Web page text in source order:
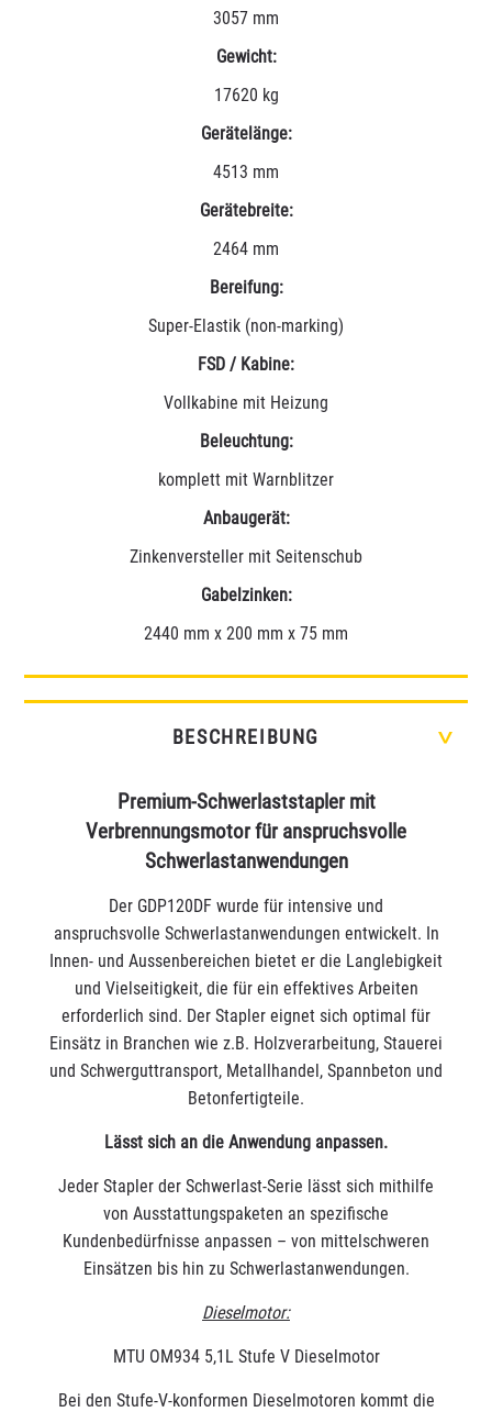
3057 mm
Gewicht:
17620 kg
Gerätelänge:
4513 mm
Gerätebreite:
2464 mm
Bereifung:
Super-Elastik (non-marking)
FSD / Kabine:
Vollkabine mit Heizung
Beleuchtung:
komplett mit Warnblitzer
Anbaugerät:
Zinkenversteller mit Seitenschub
Gabelzinken:
2440 mm x 200 mm x 75 mm
BESCHREIBUNG >
Premium-Schwerlaststapler mit
Verbrennungsmotor für anspruchsvolle
Schwerlastanwendungen
Der GDP120DF wurde für intensive und
anspruchsvolle Schwerlastanwendungen entwickelt. In
Innen- und Aussenbereichen bietet er die Langlebigkeit
und Vielseitigkeit, die für ein effektives Arbeiten
erforderlich sind. Der Stapler eignet sich optimal für
Einsätz in Branchen wie z.B. Holzverarbeitung, Stauerei
und Schwerguttransport, Metallhandel, Spannbeton und
Betonfertigteile.
Lässt sich an die Anwendung anpassen.
Jeder Stapler der Schwerlast-Serie lässt sich mithilfe
von Ausstattungspaketen an spezifische
Kundenbedürfnisse anpassen – von mittelschweren
Einsätzen bis hin zu Schwerlastanwendungen.
Dieselmotor:
MTU OM934 5,1L Stufe V Dieselmotor
Bei den Stufe-V-konformen Dieselmotoren kommt die